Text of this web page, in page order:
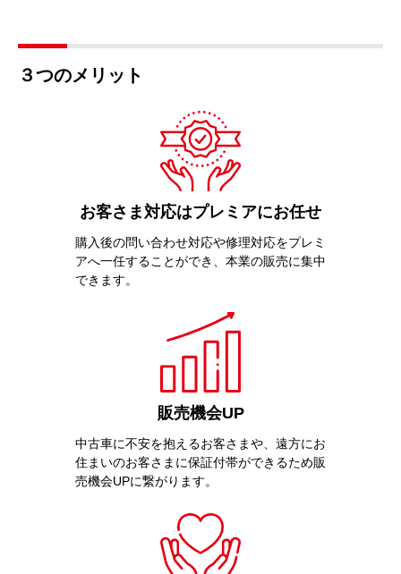
３つのメリット
お客さま対応はプレミアにお任せ
購入後の問い合わせ対応や修理対応をプレミ
アへ一任することができ、本業の販売に集中
できます。
販売機会UP
中古車に不安を抱えるお客さまや、遠方にお
住まいのお客さまに保証付帯ができるため販
売機会UPに繋がります。